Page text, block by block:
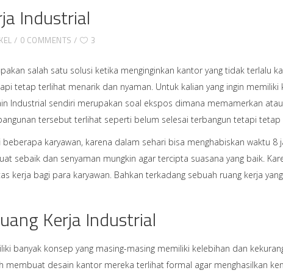
Industrial
0 COMMENTS 3
salah satu solusi ketika menginginkan kantor yang tidak terlalu
tetap terlihat menarik dan nyaman. Untuk kalian yang ingin
Industrial sendiri merupakan soal ekspos dimana memamerkan
tersebut terlihat seperti belum selesai terbangun tetapi
karyawan, karena dalam sehari bisa menghabiskan waktu
sebaik dan senyaman mungkin agar tercipta suasana yang baik.
kerja bagi para karyawan. Bahkan terkadang sebuah ruang kerja
Kerja Industrial
banyak konsep yang masing-masing memiliki kelebihan dan
membuat desain kantor mereka terlihat formal agar menghasilkan